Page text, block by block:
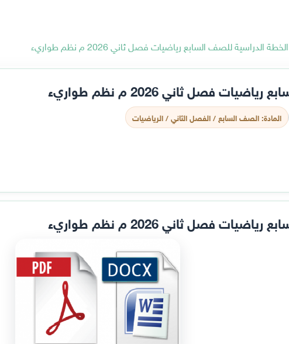
الخطة الدراسية للصف السابع رياضيات فصل ثاني 2026 م نظم طواريء
فصل ثاني 2026 م نظم طواريء
المادة: الصف السابع / الفصل الثاني / الرياضيات
فصل ثاني 2026 م نظم طواريء